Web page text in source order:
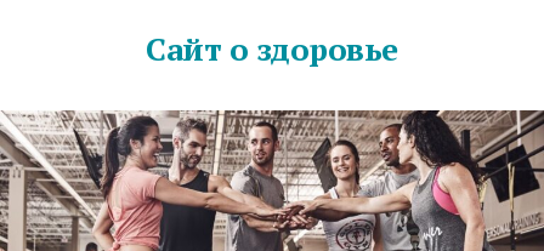
Сайт о здоровье